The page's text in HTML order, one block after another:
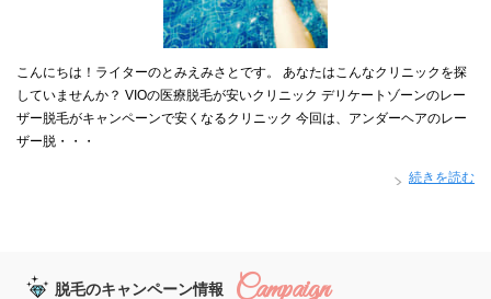
こんにちは！ライターのとみえみさとです。 あなたはこんなクリニックを探
していませんか？ VIOの医療脱毛が安いクリニック デリケートゾーンのレー
ザー脱毛がキャンペーンで安くなるクリニック 今回は、アンダーヘアのレー
ザー脱・・・
続きを読む
脱毛のキャンペーン情報